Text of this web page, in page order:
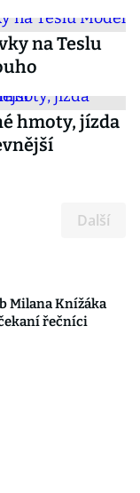
na Teslu
hmoty, jízda
Další
Milana Knížáka
řečníci